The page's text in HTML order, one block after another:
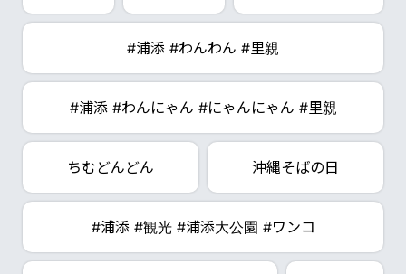
#浦添 #わんわん #里親
#浦添 #わんにゃん #にゃんにゃん #里親
ちむどんどん 沖縄そばの日
#浦添 #観光 #浦添大公園 #ワンコ